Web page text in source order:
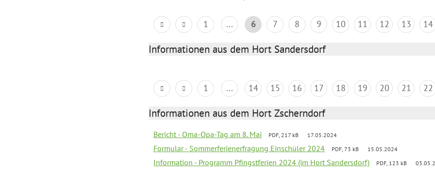
1 ... 6 7 8 9 10 11 12 13 14
Informationen aus dem Hort Sandersdorf
1 ... 14 15 16 17 18 19 20 21 22
Informationen aus dem Hort Zscherndorf
Bericht - Oma-Opa-Tag am 8. Mai PDF, 217 kB 17.05.2024
Formular - Sommerferienerfragung Einschüler 2024 PDF, 73 kB 15.05.2024
Information - Programm Pfingstferien 2024 (im Hort Sandersdorf) PDF, 123 kB